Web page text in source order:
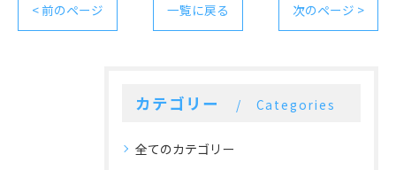
< 前のページ 一覧に戻る 次のページ >
カテゴリー Categories
全てのカテゴリー